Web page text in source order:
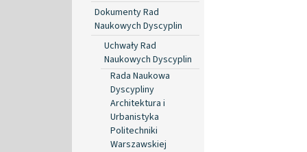
Dokumenty Rad
Naukowych Dyscyplin
Uchwały Rad
Naukowych Dyscyplin
Rada Naukowa
Dyscypliny
Architektura i
Urbanistyka
Politechniki
Warszawskiej